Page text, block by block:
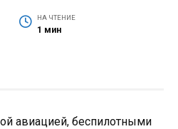
НА ЧТЕНИЕ
1 мин
авиацией, беспилотными